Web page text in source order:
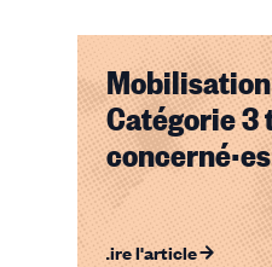
Catégorie 3
concerné·es
Lire l'article